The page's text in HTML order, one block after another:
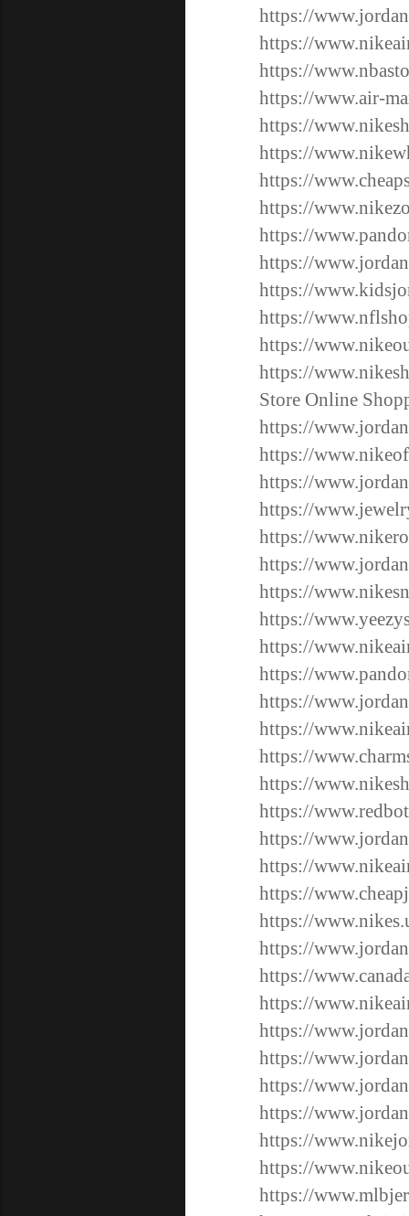
https://
https://
https://
https://www.air-
https://
https://
https://
https://
https://
https://
https://
https://
https://
https://
Store Online
https://
https://
https://
https://
https://
https://
https://
https://
https://
https://
https://
https://
https://
https://
https://
https://
https://
https://
https://
https://
https://
https://
https://
https://
https://
https://
https://
https://
https://